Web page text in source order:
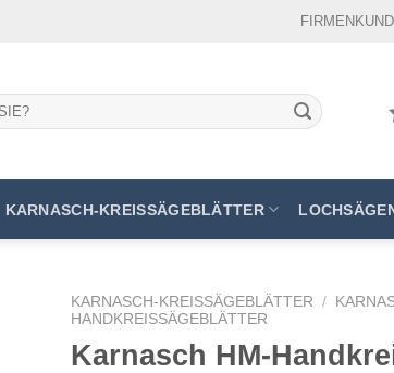
KARNASCH-KREISSÄGEBLÄTTER
KARNASCH-KREISSÄGEBLÄTTER /
HANDKREISSÄGEBLÄTTER
Karnasch HM-